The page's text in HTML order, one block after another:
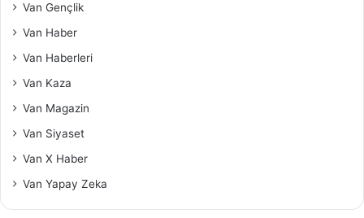
Van Gençlik
Van Haber
Van Haberleri
Van Kaza
Van Magazin
Van Siyaset
Van X Haber
Van Yapay Zeka